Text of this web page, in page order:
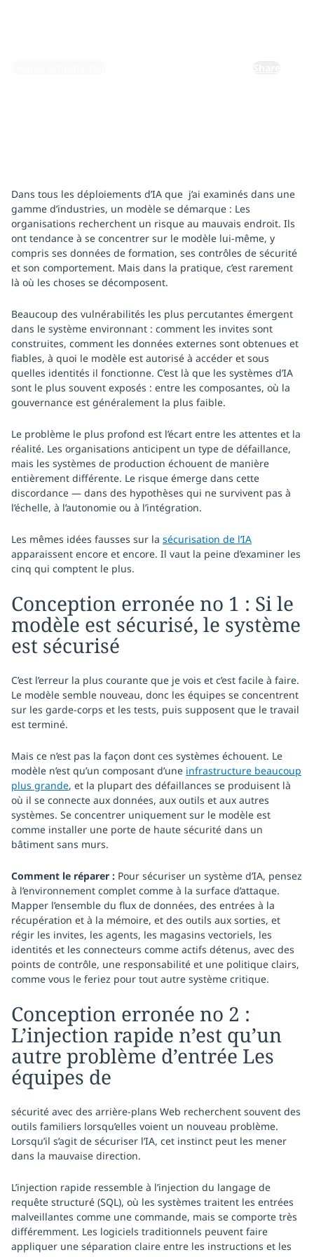
Dans tous les déploiements d’IA que j’ai examinés dans une
gamme d’industries, un modèle se démarque : Les
organisations recherchent un risque au mauvais endroit. Ils
ont tendance à se concentrer sur le modèle lui-même, y
compris ses données de formation, ses contrôles de sécurité
et son comportement. Mais dans la pratique, c’est rarement
là où les choses se décomposent.
Beaucoup des vulnérabilités les plus percutantes émergent
dans le système environnant : comment les invites sont
construites, comment les données externes sont obtenues et
fiables, à quoi le modèle est autorisé à accéder et sous
quelles identités il fonctionne. C’est là que les systèmes d’IA
sont le plus souvent exposés : entre les composantes, où la
gouvernance est généralement la plus faible.
Le problème le plus profond est l’écart entre les attentes et la
réalité. Les organisations anticipent un type de défaillance,
mais les systèmes de production échouent de manière
entièrement différente. Le risque émerge dans cette
discordance — dans des hypothèses qui ne survivent pas à
l’échelle, à l’autonomie ou à l’intégration.
Les mêmes idées fausses sur la sécurisation de l’IA
apparaissent encore et encore. Il vaut la peine d’examiner les
cinq qui comptent le plus.
Conception erronée no 1 : Si le
modèle est sécurisé, le système
est sécurisé
C’est l’erreur la plus courante que je vois et c’est facile à faire.
Le modèle semble nouveau, donc les équipes se concentrent
sur les garde-corps et les tests, puis supposent que le travail
est terminé.
Mais ce n’est pas la façon dont ces systèmes échouent. Le
modèle n’est qu’un composant d’une infrastructure beaucoup
plus grande, et la plupart des défaillances se produisent là
où il se connecte aux données, aux outils et aux autres
systèmes. Se concentrer uniquement sur le modèle est
comme installer une porte de haute sécurité dans un
bâtiment sans murs.
Comment le réparer : Pour sécuriser un système d’IA, pensez
à l’environnement complet comme à la surface d’attaque.
Mapper l’ensemble du flux de données, des entrées à la
récupération et à la mémoire, et des outils aux sorties, et
régir les invites, les agents, les magasins vectoriels, les
identités et les connecteurs comme actifs détenus, avec des
points de contrôle, une responsabilité et une politique clairs,
comme vous le feriez pour tout autre système critique.
Conception erronée no 2 :
L’injection rapide n’est qu’un
autre problème d’entrée Les
équipes de
sécurité avec des arrière-plans Web recherchent souvent des
outils familiers lorsqu’elles voient un nouveau problème.
Lorsqu’il s’agit de sécuriser l’IA, cet instinct peut les mener
dans la mauvaise direction.
L’injection rapide ressemble à l’injection du langage de
requête structuré (SQL), où les systèmes traitent les entrées
malveillantes comme une commande, mais se comporte très
différemment. Les logiciels traditionnels peuvent faire
appliquer une séparation claire entre les instructions et les